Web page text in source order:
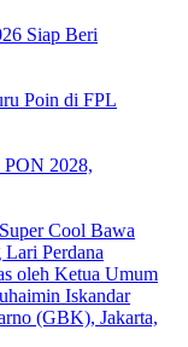
Siap Beri
Poin di FPL
PON 2028,
Cool Bawa
Perdana